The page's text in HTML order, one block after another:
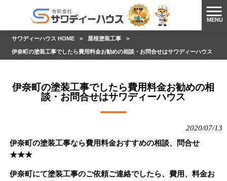
MENU
サワディーハウス HOME > 屋根塗装工事 >
伊奈町の塗装工事でしたら費用料金お勧めの相談・お問合せはサワディーハウス
伊奈町の塗装工事でしたら費用料金お勧めの相
談・お問合せはサワディーハウス
2020/07/13
伊奈町の塗装工事なら費用料金おすすめの相談、問合せ
★★★
伊奈町にて塗装工事のご依頼ご連絡でしたら、費用、料金お